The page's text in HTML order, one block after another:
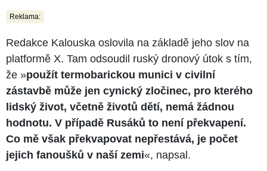
Reklama:
Redakce Kalouska oslovila na základě jeho slov na
platformě X. Tam odsoudil ruský dronový útok s tím,
že »použít termobarickou munici v civilní
zástavbě může jen cynický zločinec, pro kterého
lidský život, včetně životů dětí, nemá žádnou
hodnotu. V případě Rusáků to není překvapení.
Co mě však překvapovat nepřestává, je počet
jejich fanoušků v naší zemi«, napsal.